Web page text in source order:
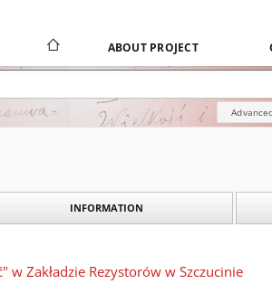
ABOUT PROJECT
INFORMATION
w Zakładzie Rezystorów w Szczucinie